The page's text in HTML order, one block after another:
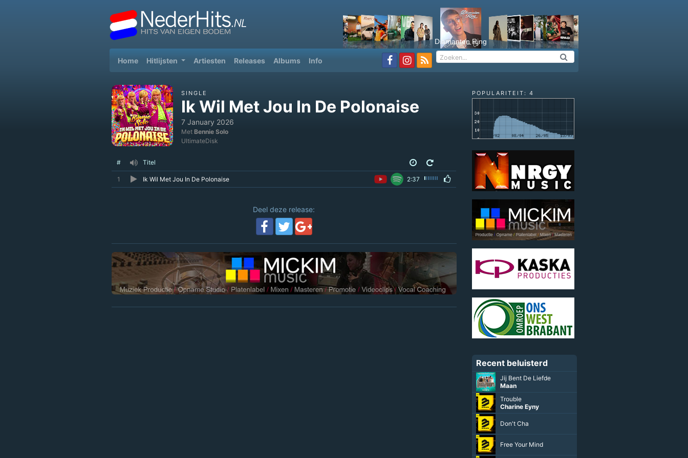
Diamanten Ring
Home(current)
Hitlijsten Artiesten Releases Albums Info
SINGLE
Ik Wil Met Jou In De Polonaise
7 January 2026
Met Bennie Solo
UltimateDisk
# Titel
1 Ik Wil Met Jou In De Polonaise 2:37
Deel deze release:
POPULARITEIT: 4
Recent beluisterd
Jij Bent De Liefde
Maan
Trouble
Charine Eyny
Don't Cha
Free Your Mind